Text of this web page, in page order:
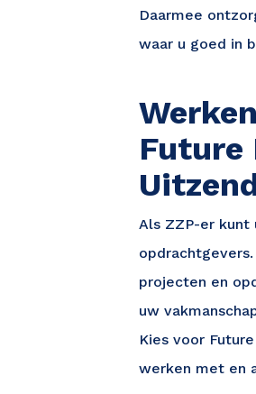
Daarmee
waar u goed in
Future
Als ZZP-er kunt
projecten en
uw
Kies voor
werken met en